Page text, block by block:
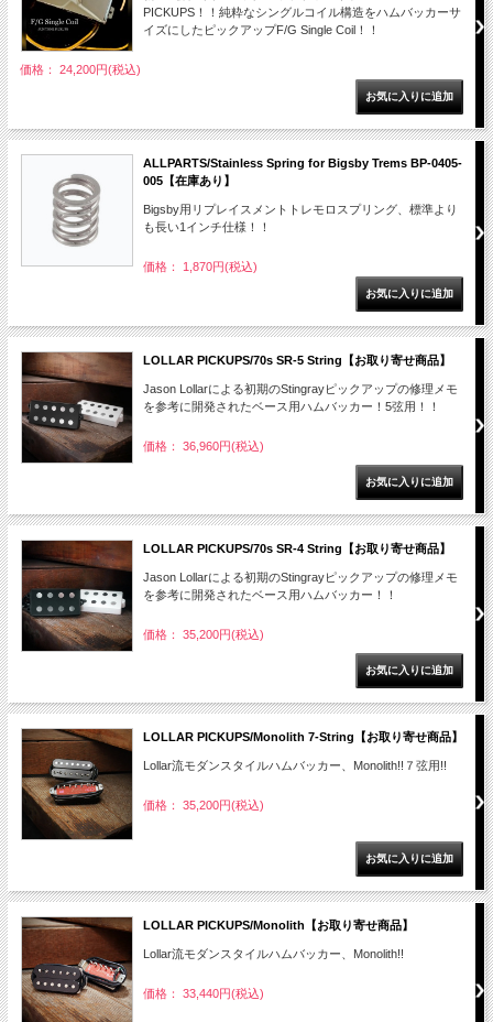
PICKUPS！！純粋なシングルコイル構造をハムバッカーサ
イズにしたピックアップF/G Single Coil！！
価格： 24,200円(税込)
ALLPARTS/Stainless Spring for Bigsby Trems BP-0405-
005【在庫あり】
Bigsby用リプレイスメントトレモロスプリング、標準より
も長い1インチ仕様！！
価格： 1,870円(税込)
LOLLAR PICKUPS/70s SR-5 String【お取り寄せ商品】
Jason Lollarによる初期のStingrayピックアップの修理メモ
を参考に開発されたベース用ハムバッカー！5弦用！！
価格： 36,960円(税込)
LOLLAR PICKUPS/70s SR-4 String【お取り寄せ商品】
Jason Lollarによる初期のStingrayピックアップの修理メモ
を参考に開発されたベース用ハムバッカー！！
価格： 35,200円(税込)
LOLLAR PICKUPS/Monolith 7-String【お取り寄せ商品】
Lollar流モダンスタイルハムバッカー、Monolith!!７弦用!!
価格： 35,200円(税込)
LOLLAR PICKUPS/Monolith【お取り寄せ商品】
Lollar流モダンスタイルハムバッカー、Monolith!!
価格： 33,440円(税込)